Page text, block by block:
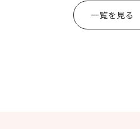
一覧を見る